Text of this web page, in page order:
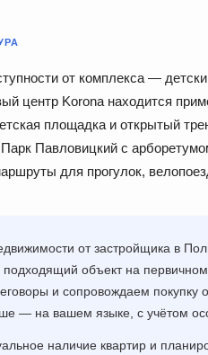
от комплекса —
центр Korona находится
площадка и открытый
Павловицкий с
для прогулок,
от застройщика в
подходящий объект на
и сопровождаем покупку
— на вашем языке, с учётом
наличие квартир и